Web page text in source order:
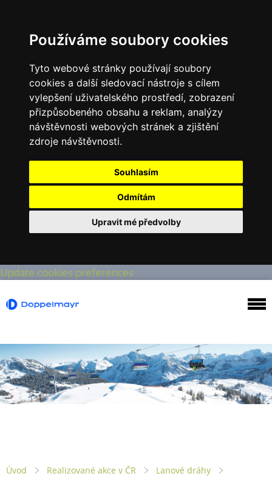
Používáme soubory cookies
Tyto webové stránky používají soubory
cookies a další sledovací nástroje s cílem
vylepšení uživatelského prostředí, zobrazení
přizpůsobeného obsahu a reklam, analýzy
návštěvnosti webových stránek a zjištění
zdroje návštěvnosti.
Souhlasím
Odmítám
Upravit mé předvolby
Update cookies preferences
Úvod Realizované akce v ČR
Lanové dráhy